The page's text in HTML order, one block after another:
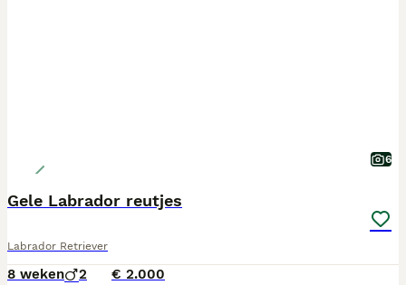
6
Gele Labrador reutjes
Labrador Retriever
8 weken 2 € 2.000